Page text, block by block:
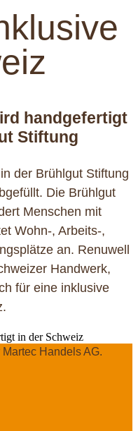
handgefertigt
Stiftung
der Brühlgut Stiftung
Die Brühlgut
Menschen mit
Wohn-, Arbeits-,
an. Renuwell
Handwerk,
für eine inklusive
Handels AG.